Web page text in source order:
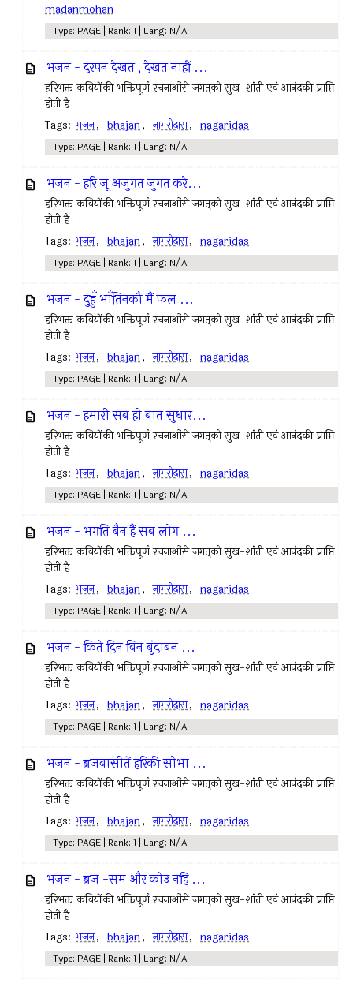
madanmohan
Type: PAGE | Rank: 1 | Lang: N/A
भजन - दरपन देखत , देखत नाहीं ...
हरिभक्त कवियोंकी भक्तिपूर्ण रचनाओंसे जगत्‌को सुख-शांती एवं आनंदकी प्राप्ति
होती है।
Tags: भजन, bhajan, नागरीदास, nagaridas
Type: PAGE | Rank: 1 | Lang: N/A
भजन - हरि जू अजुगत जुगत करे...
हरिभक्त कवियोंकी भक्तिपूर्ण रचनाओंसे जगत्‌को सुख-शांती एवं आनंदकी प्राप्ति
होती है।
Tags: भजन, bhajan, नागरीदास, nagaridas
Type: PAGE | Rank: 1 | Lang: N/A
भजन - दुहुँ भाँतिनकौ मैं फल ...
हरिभक्त कवियोंकी भक्तिपूर्ण रचनाओंसे जगत्‌को सुख-शांती एवं आनंदकी प्राप्ति
होती है।
Tags: भजन, bhajan, नागरीदास, nagaridas
Type: PAGE | Rank: 1 | Lang: N/A
भजन - हमारी सब ही बात सुधार...
हरिभक्त कवियोंकी भक्तिपूर्ण रचनाओंसे जगत्‌को सुख-शांती एवं आनंदकी प्राप्ति
होती है।
Tags: भजन, bhajan, नागरीदास, nagaridas
Type: PAGE | Rank: 1 | Lang: N/A
भजन - भगति बैन हैं सब लोग ...
हरिभक्त कवियोंकी भक्तिपूर्ण रचनाओंसे जगत्‌को सुख-शांती एवं आनंदकी प्राप्ति
होती है।
Tags: भजन, bhajan, नागरीदास, nagaridas
Type: PAGE | Rank: 1 | Lang: N/A
भजन - किते दिन बिन बृंदाबन ...
हरिभक्त कवियोंकी भक्तिपूर्ण रचनाओंसे जगत्‌को सुख-शांती एवं आनंदकी प्राप्ति
होती है।
Tags: भजन, bhajan, नागरीदास, nagaridas
Type: PAGE | Rank: 1 | Lang: N/A
भजन - ब्रजबासीतें हरिकी सोभा ...
हरिभक्त कवियोंकी भक्तिपूर्ण रचनाओंसे जगत्‌को सुख-शांती एवं आनंदकी प्राप्ति
होती है।
Tags: भजन, bhajan, नागरीदास, nagaridas
Type: PAGE | Rank: 1 | Lang: N/A
भजन - ब्रज -सम और कोउ नहिं ...
हरिभक्त कवियोंकी भक्तिपूर्ण रचनाओंसे जगत्‌को सुख-शांती एवं आनंदकी प्राप्ति
होती है।
Tags: भजन, bhajan, नागरीदास, nagaridas
Type: PAGE | Rank: 1 | Lang: N/A